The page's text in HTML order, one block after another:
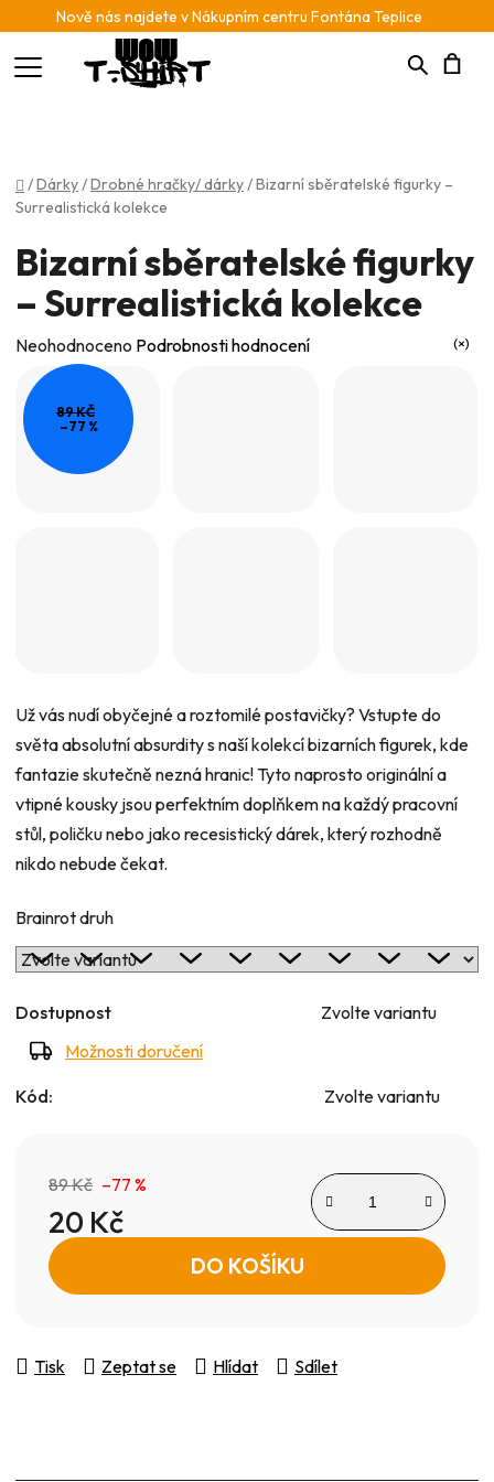
Nově nás najdete v Nákupním centru Fontána Teplice
Hledat
Domů
/Dárky/Drobné hračky/ dárky/Bizarní sběratelské figurky –
Surrealistická kolekce
Už vás nudí obyčejné a roztomilé postavičky? Vstupte do
světa absolutní absurdity s naší kolekcí bizarních figurek, kde
fantazie skutečně nezná hranic! Tyto naprosto originální a
vtipné kousky jsou perfektním doplňkem na každý pracovní
stůl, poličku nebo jako recesistický dárek, který rozhodně
nikdo nebude čekat.
Brainrot druh
Dostupnost
Zvolte variantu
Možnosti doručení
Kód: Zvolte variantu
89 Kč –77 %
20 Kč
Měrná cena: DO KOŠÍKU
Tisk Zeptat se Hlídat Sdílet
Bizarní sběratelské figurky
– Surrealistická kolekce
Průměrné
hodnocení
produktu
je
0,0
Neohodnoceno Podrobnosti hodnocení
89 KČ
–77 %